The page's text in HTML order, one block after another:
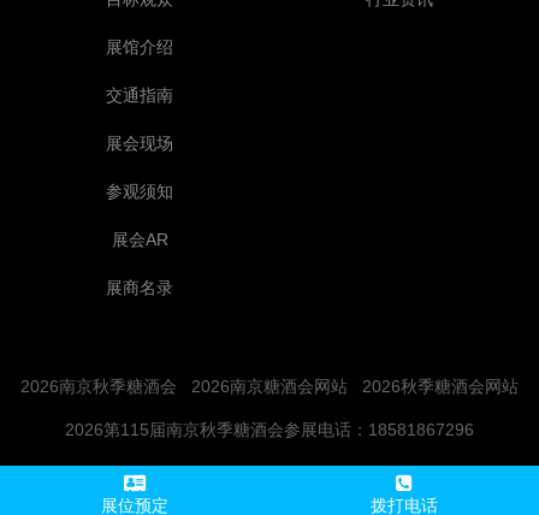
展馆介绍
交通指南
展会现场
参观须知
展会AR
展商名录
2026南京秋季糖酒会 2026南京糖酒会网站 2026秋季糖酒会网站
2026第115届南京秋季糖酒会参展电话：18581867296
展位预定 拨打电话